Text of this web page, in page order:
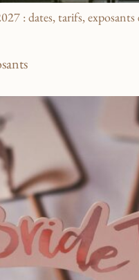
: dates, tarifs,